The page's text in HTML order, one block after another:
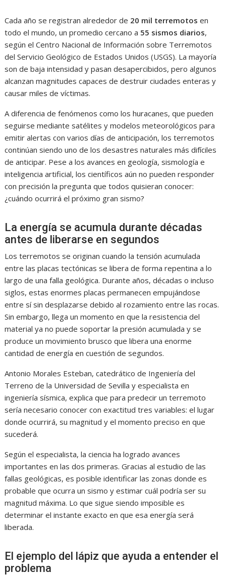
Cada año se registran alrededor de 20 mil terremotos en
todo el mundo, un promedio cercano a 55 sismos diarios,
según el Centro Nacional de Información sobre Terremotos
del Servicio Geológico de Estados Unidos (USGS). La mayoría
son de baja intensidad y pasan desapercibidos, pero algunos
alcanzan magnitudes capaces de destruir ciudades enteras y
causar miles de víctimas.
A diferencia de fenómenos como los huracanes, que pueden
seguirse mediante satélites y modelos meteorológicos para
emitir alertas con varios días de anticipación, los terremotos
continúan siendo uno de los desastres naturales más difíciles
de anticipar. Pese a los avances en geología, sismología e
inteligencia artificial, los científicos aún no pueden responder
con precisión la pregunta que todos quisieran conocer:
¿cuándo ocurrirá el próximo gran sismo?
La energía se acumula durante décadas
antes de liberarse en segundos
Los terremotos se originan cuando la tensión acumulada
entre las placas tectónicas se libera de forma repentina a lo
largo de una falla geológica. Durante años, décadas o incluso
siglos, estas enormes placas permanecen empujándose
entre sí sin desplazarse debido al rozamiento entre las rocas.
Sin embargo, llega un momento en que la resistencia del
material ya no puede soportar la presión acumulada y se
produce un movimiento brusco que libera una enorme
cantidad de energía en cuestión de segundos.
Antonio Morales Esteban, catedrático de Ingeniería del
Terreno de la Universidad de Sevilla y especialista en
ingeniería sísmica, explica que para predecir un terremoto
sería necesario conocer con exactitud tres variables: el lugar
donde ocurrirá, su magnitud y el momento preciso en que
sucederá.
Según el especialista, la ciencia ha logrado avances
importantes en las dos primeras. Gracias al estudio de las
fallas geológicas, es posible identificar las zonas donde es
probable que ocurra un sismo y estimar cuál podría ser su
magnitud máxima. Lo que sigue siendo imposible es
determinar el instante exacto en que esa energía será
liberada.
El ejemplo del lápiz que ayuda a entender el
problema